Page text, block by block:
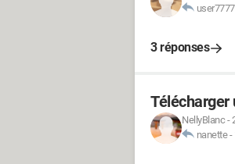
user7777
3 réponses
Télécharger
NellyBlanc -
nanette-